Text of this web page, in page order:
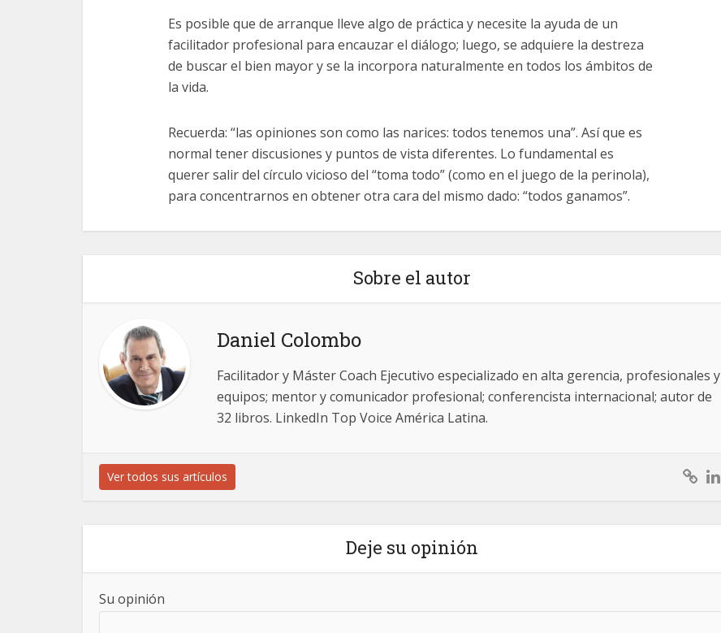
Es posible que de arranque lleve algo de práctica y necesite la ayuda de un
facilitador profesional para encauzar el diálogo; luego, se adquiere la destreza
de buscar el bien mayor y se la incorpora naturalmente en todos los ámbitos de
la vida.
Recuerda: “las opiniones son como las narices: todos tenemos una”. Así que es
normal tener discusiones y puntos de vista diferentes. Lo fundamental es
querer salir del círculo vicioso del “toma todo” (como en el juego de la perinola),
para concentrarnos en obtener otra cara del mismo dado: “todos ganamos”.
Sobre el autor
Daniel Colombo
Facilitador y Máster Coach Ejecutivo especializado en alta gerencia, profesionales y
equipos; mentor y comunicador profesional; conferencista internacional; autor de
32 libros. LinkedIn Top Voice América Latina.
Ver todos sus artículos
Deje su opinión
Su opinión